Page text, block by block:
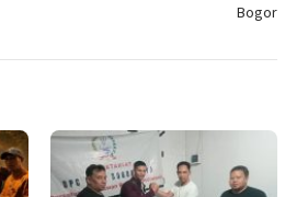
Bogor